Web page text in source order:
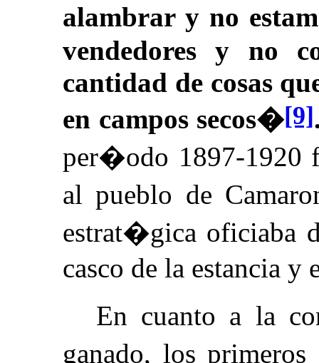
alambrar y no
vendedores y no
cantidad de cosas
en campos secos�[9]
per�odo 1897-1920
al pueblo de
estrat�gica oficiaba
casco de la estancia y
En cuanto a la
ganado, los